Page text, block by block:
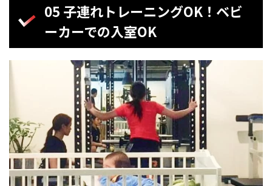
05 子連れトレーニングOK！ベビ
ーカーでの入室OK